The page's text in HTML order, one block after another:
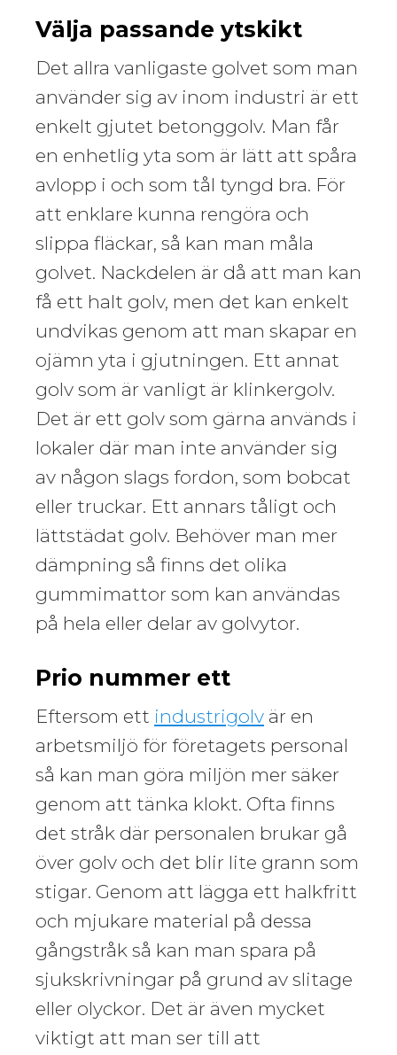
Välja passande ytskikt
Det allra vanligaste golvet som man
använder sig av inom industri är ett
enkelt gjutet betonggolv. Man får
en enhetlig yta som är lätt att spåra
avlopp i och som tål tyngd bra. För
att enklare kunna rengöra och
slippa fläckar, så kan man måla
golvet. Nackdelen är då att man kan
få ett halt golv, men det kan enkelt
undvikas genom att man skapar en
ojämn yta i gjutningen. Ett annat
golv som är vanligt är klinkergolv.
Det är ett golv som gärna används i
lokaler där man inte använder sig
av någon slags fordon, som bobcat
eller truckar. Ett annars tåligt och
lättstädat golv. Behöver man mer
dämpning så finns det olika
gummimattor som kan användas
på hela eller delar av golvytor.
Prio nummer ett
Eftersom ett industrigolvär en
arbetsmiljö för företagets personal
så kan man göra miljön mer säker
genom att tänka klokt. Ofta finns
det stråk där personalen brukar gå
över golv och det blir lite grann som
stigar. Genom att lägga ett halkfritt
och mjukare material på dessa
gångstråk så kan man spara på
sjukskrivningar på grund av slitage
eller olyckor. Det är även mycket
viktigt att man ser till att